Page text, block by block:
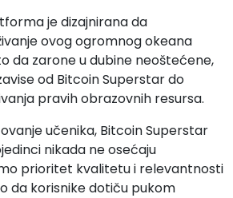
je dizajnirana da
ovog ogromnog okeana
da zarone u dubine neoštećene,
od Bitcoin Superstar do
pravih obrazovnih resursa.
učenika, Bitcoin Superstar
nikada ne osećaju
prioritet kvalitetu i relevantnosti
da korisnike dotiču pukom